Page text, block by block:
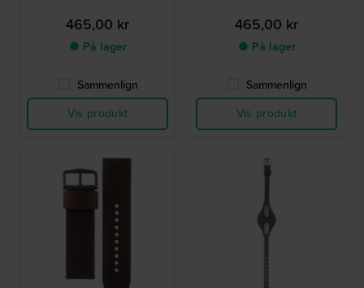
465,00 kr
● På lager
Sammenlign
Vis produkt
465,00 kr
● På lager
Sammenlign
Vis produkt